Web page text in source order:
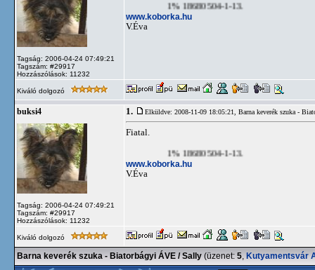
Tagság: 2006-04-24 07:49:21
Tagszám: #29917
Hozzászólások: 11232
1% 18680504-1-13.
www.koborka.hu
V.Éva
Kiváló dolgozó
buksi4
Tagság: 2006-04-24 07:49:21
Tagszám: #29917
Hozzászólások: 11232
1. Elküldve: 2008-11-09 18:05:21, Barna keverék szuka -
Fiatal.
1% 18680504-1-13.
www.koborka.hu
V.Éva
Kiváló dolgozó
Barna keverék szuka - Biatorbágyi ÁVE / Sally (üzenet: 5, Kutyamentsvár